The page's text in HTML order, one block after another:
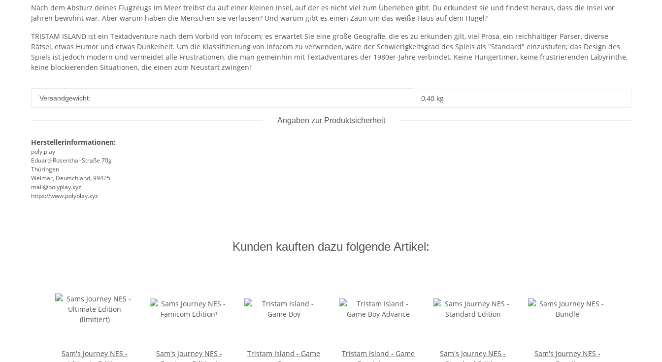
Nach dem Absturz deines Flugzeugs im Meer treibst du auf einer kleinen Insel, auf der es nicht viel zum Überleben gibt. Du erkundest sie und findest heraus, dass die Insel vor
Jahren bewohnt war. Aber warum haben die Menschen sie verlassen? Und warum gibt es einen Zaun um das weiße Haus auf dem Hügel?
TRISTAM ISLAND ist ein Textadventure nach dem Vorbild von Infocom; es erwartet Sie eine große Geografie, die es zu erkunden gilt, viel Prosa, ein reichhaltiger Parser, diverse
Rätsel, etwas Humor und etwas Dunkelheit. Um die Klassifizierung von Infocom zu verwenden, wäre der Schwierigkeitsgrad des Spiels als "Standard" einzustufen; das Design des
Spiels ist jedoch modern und vermeidet alle Frustrationen, die man gemeinhin mit Textadventures der 1980er-Jahre verbindet. Keine Hungertimer, keine frustrierenden Labyrinthe,
keine blockierenden Situationen, die einen zum Neustart zwingen!
Produkteigenschaft
Wert
Versandgewicht: 0,40 kg
Angaben zur Produktsicherheit
Herstellerinformationen:
poly.play
Eduard-Rosenthal-Straße 70g
Thüringen
Weimar, Deutschland, 99425
mail@polyplay.xyz
https://www.polyplay.xyz
Kunden kauften dazu folgende Artikel:
Sam's Journey NES -
Sam's Journey NES -
Tristam Island - Game
Tristam Island - Game
Sam's Journey NES -
Sam's Journey NES -